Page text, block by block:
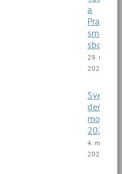
a
Pražský
smíšený
sbor
29. marca
2025
Svetový
deň
2025
4. marca
2025